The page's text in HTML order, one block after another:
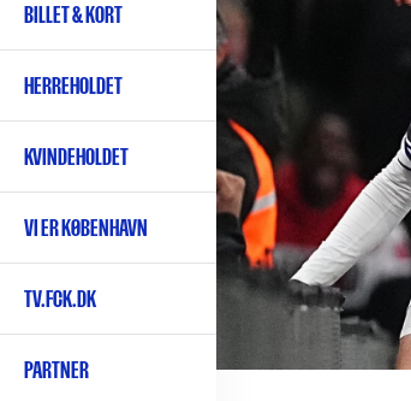
Primær
navigation
BILLET & KORT
HERREHOLDET
KVINDEHOLDET
VI ER KØBENHAVN
TV.FCK.DK
PARTNER